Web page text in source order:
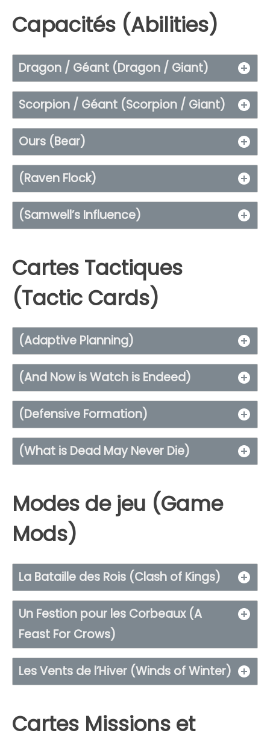
Capacités (Abilities)
Dragon / Géant (Dragon / Giant)
Scorpion / Géant (Scorpion / Giant)
Ours (Bear)
(Raven Flock)
(Samwell’s Influence)
Cartes Tactiques
(Tactic Cards)
(Adaptive Planning)
(And Now is Watch is Endeed)
(Defensive Formation)
(What is Dead May Never Die)
Modes de jeu (Game
Mods)
La Bataille des Rois (Clash of Kings)
Un Festion pour les Corbeaux (A
Feast For Crows)
Les Vents de l’Hiver (Winds of Winter)
Cartes Missions et